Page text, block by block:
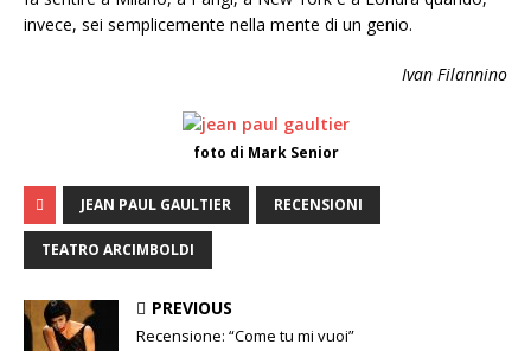
invece, sei semplicemente nella mente di un genio.
Ivan Filannino
foto di Mark Senior
JEAN PAUL GAULTIER RECENSIONI
TEATRO ARCIMBOLDI
PREVIOUS
Recensione: “Come tu mi vuoi”